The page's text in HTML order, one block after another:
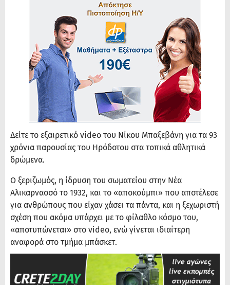
Δείτε το εξαιρετικό video του Νίκου Μπαξεβάνη για τα 93
χρόνια παρουσίας του Ηρόδοτου στα τοπικά αθλητικά
δρώμενα.
Ο ξεριζωμός, η ίδρυση του σωματείου στην Νέα
Αλικαρνασσό το 1932, και το «αποκούμπι» που αποτέλεσε
για ανθρώπους που είχαν χάσει τα πάντα, και η ξεχωριστή
σχέση που ακόμα υπάρχει με το φίλαθλο κόσμο του,
«αποτυπώνεται» στο video, ενώ γίνεται ιδιαίτερη
αναφορά στο τμήμα μπάσκετ.